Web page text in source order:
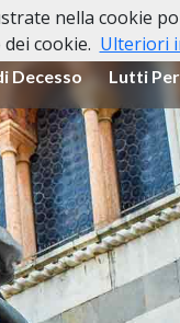
Decesso Lutti
nella cookie
cookie. Ulteriori